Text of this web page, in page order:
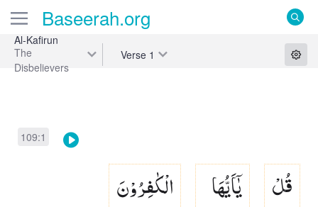
Baseerah.org
Al-Kafirun
The
Disbelievers
Verse 1
109:1
قُلْ یٰۤاَیُّهَا الْكٰفِرُوْنَ